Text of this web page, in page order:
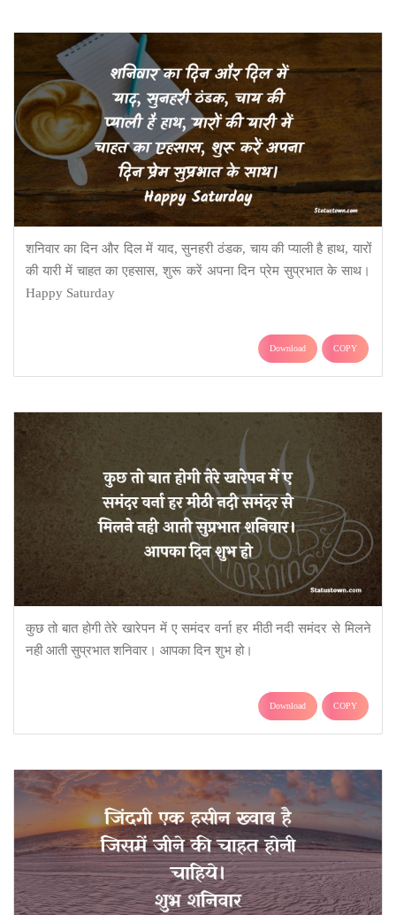
शनिवार का दिन और दिल में याद, सुनहरी ठंडक, चाय की प्याली है हाथ, यारों
की यारी में चाहत का एहसास, शुरू करें अपना दिन प्रेम सुप्रभात के साथ।
Happy Saturday
Download COPY
कुछ तो बात होगी तेरे खारेपन में ए समंदर वर्ना हर मीठी नदी समंदर से मिलने
नही आती सुप्रभात शनिवार। आपका दिन शुभ हो।
Download COPY